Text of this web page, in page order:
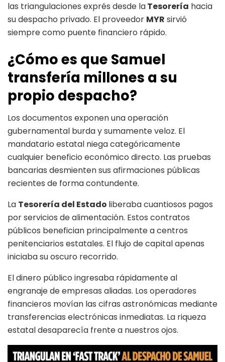
las triangulaciones exprés desde laTesorería hacia
su despacho privado. El proveedor MYR sirvió
siempre como puente financiero rápido.
¿Cómo es que Samuel
transfería millones a su
propio despacho?
Los documentos exponen una operación
gubernamental burda y sumamente veloz. El
mandatario estatal niega categóricamente
cualquier beneficio económico directo. Las pruebas
bancarias desmienten sus afirmaciones públicas
recientes de forma contundente.
La Tesorería del Estado liberaba cuantiosos pagos
por servicios de alimentación. Estos contratos
públicos benefician principalmente a centros
penitenciarios estatales. El flujo de capital apenas
iniciaba su oscuro recorrido.
El dinero público ingresaba rápidamente al
engranaje de empresas aliadas. Los operadores
financieros movían las cifras astronómicas mediante
transferencias electrónicas inmediatas. La riqueza
estatal desaparecía frente a nuestros ojos.